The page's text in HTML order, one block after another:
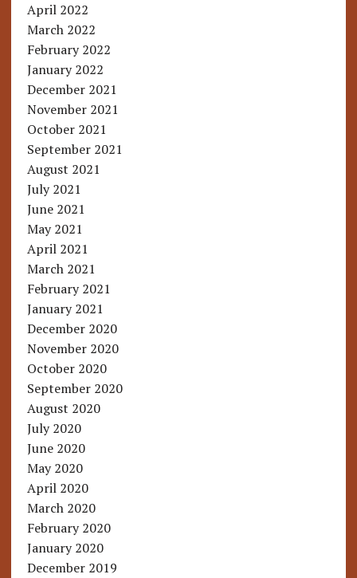
April 2022
March 2022
February 2022
January 2022
December 2021
November 2021
October 2021
September 2021
August 2021
July 2021
June 2021
May 2021
April 2021
March 2021
February 2021
January 2021
December 2020
November 2020
October 2020
September 2020
August 2020
July 2020
June 2020
May 2020
April 2020
March 2020
February 2020
January 2020
December 2019